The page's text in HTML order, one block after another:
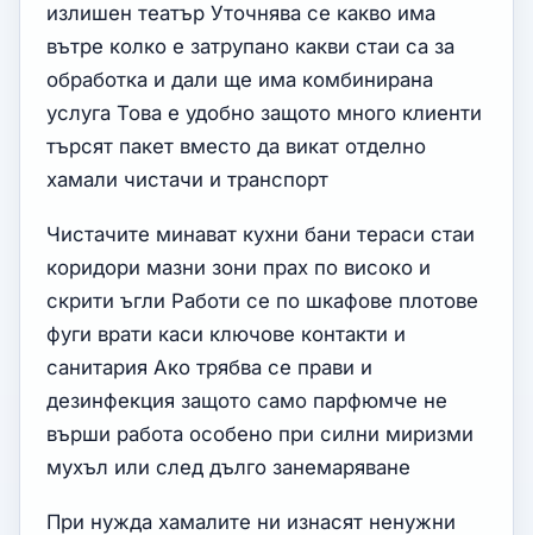
излишен театър Уточнява се какво има
вътре колко е затрупано какви стаи са за
обработка и дали ще има комбинирана
услуга Това е удобно защото много клиенти
търсят пакет вместо да викат отделно
хамали чистачи и транспорт
Чистачите минават кухни бани тераси стаи
коридори мазни зони прах по високо и
скрити ъгли Работи се по шкафове плотове
фуги врати каси ключове контакти и
санитария Ако трябва се прави и
дезинфекция защото само парфюмче не
върши работа особено при силни миризми
мухъл или след дълго занемаряване
При нужда хамалите ни изнасят ненужни